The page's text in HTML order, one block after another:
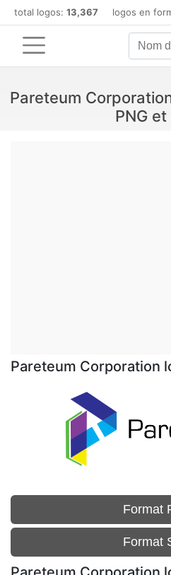
total logos: 13,367 logos en
Pareteum
PNG et
Pareteum Corporation
Format
Format